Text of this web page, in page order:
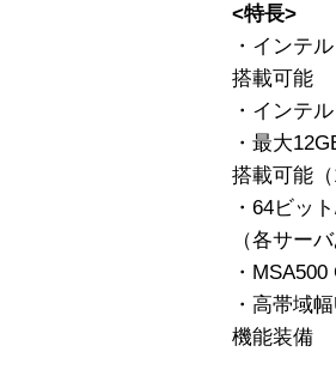
<特長>
・インテ
搭載可能
・インテ
・最大
搭載可能
・64ビッ
（各サー
・
・高帯域
機能装備